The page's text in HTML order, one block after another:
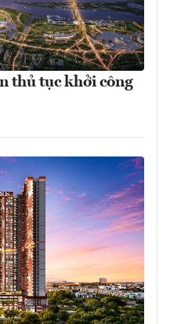
thủ tục khởi công